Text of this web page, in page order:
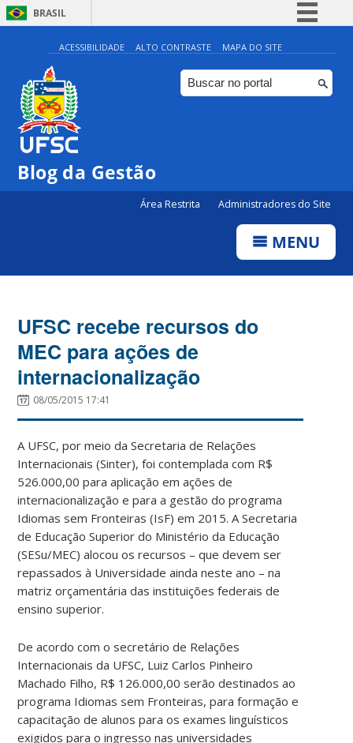
BRASIL
Simplifique!
Comunica BR
Participe
ACESSIBILIDADE ALTO CONTRASTE MAPA DO SITE
Blog da Gestão
Área Restrita Administradores do Site
MENU
UFSC recebe recursos do
MEC para ações de
internacionalização
08/05/2015 17:41
A UFSC, por meio da Secretaria de Relações
Internacionais (Sinter), foi contemplada com R$
526.000,00 para aplicação em ações de
internacionalização e para a gestão do programa
Idiomas sem Fronteiras (IsF) em 2015. A Secretaria
de Educação Superior do Ministério da Educação
(SESu/MEC) alocou os recursos – que devem ser
repassados à Universidade ainda neste ano – na
matriz orçamentária das instituições federais de
ensino superior.
De acordo com o secretário de Relações
Internacionais da UFSC, Luiz Carlos Pinheiro
Machado Filho, R$ 126.000,00 serão destinados ao
programa Idiomas sem Fronteiras, para formação e
capacitação de alunos para os exames linguísticos
exigidos para o ingresso nas universidades